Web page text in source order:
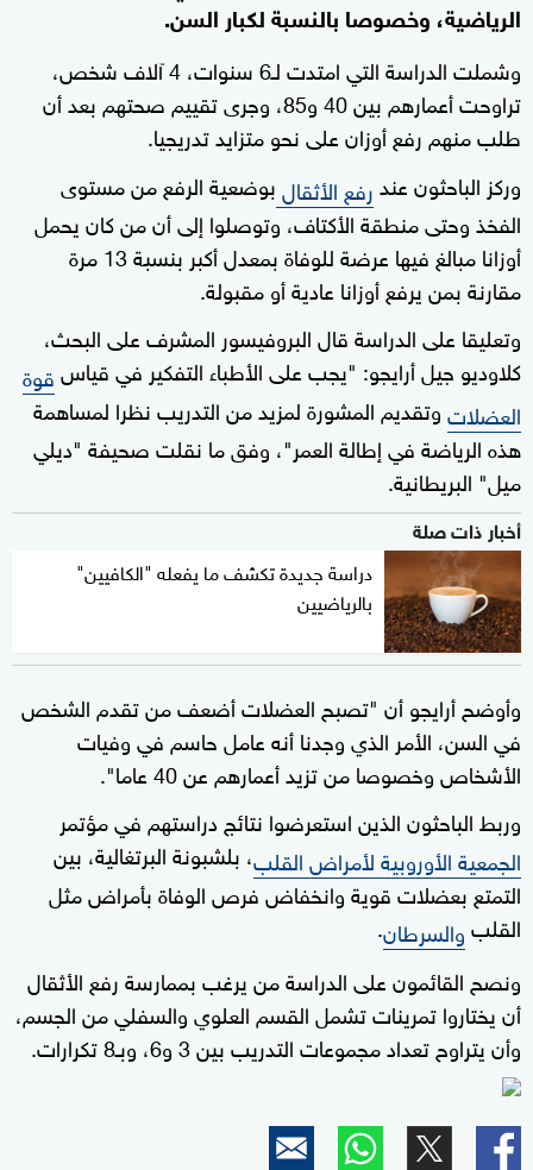
الرياضية، وخصوصا بالنسبة لكبار السن.
وشملت الدراسة التي امتدت لـ6 سنوات، 4 آلاف شخص،
تراوحت أعمارهم بين 40 و85، وجرى تقييم صحتهم بعد أن
طلب منهم رفع أوزان على نحو متزايد تدريجيا.
وركز الباحثون عندرفع الأثقالبوضعية الرفع من مستوى
الفخذ وحتى منطقة الأكتاف، وتوصلوا إلى أن من كان يحمل
أوزانا مبالغ فيها عرضة للوفاة بمعدل أكبر بنسبة 13 مرة
مقارنة بمن يرفع أوزانا عادية أو مقبولة.
وتعليقا على الدراسة قال البروفيسور المشرف على البحث،
كلاوديو جيل أرايجو: "يجب على الأطباء التفكير في قياسقوة
العضلاتوتقديم المشورة لمزيد من التدريب نظرا لمساهمة
هذه الرياضة في إطالة العمر"، وفق ما نقلت صحيفة "ديلي
ميل" البريطانية.
أخبار ذات صلة
دراسة جديدة تكشف ما يفعله "الكافيين"
بالرياضيين
وأوضح أرايجو أن "تصبح العضلات أضعف من تقدم الشخص
في السن، الأمر الذي وجدنا أنه عامل حاسم في وفيات
الأشخاص وخصوصا من تزيد أعمارهم عن 40 عاما".
وربط الباحثون الذين استعرضوا نتائج دراستهم في مؤتمر
الجمعية الأوروبية لأمراض القلب، بلشبونة البرتغالية، بين
التمتع بعضلات قوية وانخفاض فرص الوفاة بأمراض مثل
القلبوالسرطان.
ونصح القائمون على الدراسة من يرغب بممارسة رفع الأثقال
أن يختاروا تمرينات تشمل القسم العلوي والسفلي من الجسم،
وأن يتراوح تعداد مجموعات التدريب بين 3 و6، وبـ8 تكرارات.